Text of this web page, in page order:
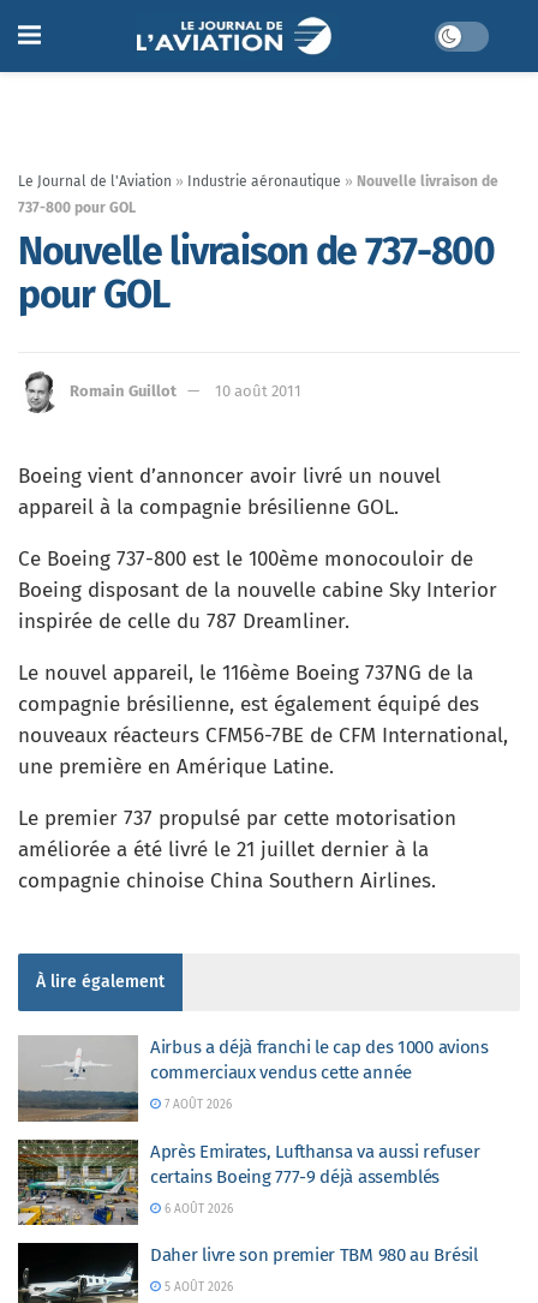
Le Journal de l'Aviation » Industrie aéronautique » Nouvelle livraison de
737-800 pour GOL
Nouvelle livraison de 737-800
pour GOL
Romain Guillot 10 août 2011
Boeing vient d’annoncer avoir livré un nouvel
appareil à la compagnie brésilienne GOL.
Ce Boeing 737-800 est le 100ème monocouloir de
Boeing disposant de la nouvelle cabine Sky Interior
inspirée de celle du 787 Dreamliner.
Le nouvel appareil, le 116ème Boeing 737NG de la
compagnie brésilienne, est également équipé des
nouveaux réacteurs CFM56-7BE de CFM International,
une première en Amérique Latine.
Le premier 737 propulsé par cette motorisation
améliorée a été livré le 21 juillet dernier à la
compagnie chinoise China Southern Airlines.
À lire également
Airbus a déjà franchi le cap des 1000 avions
commerciaux vendus cette année
7 AOÛT 2026
Après Emirates, Lufthansa va aussi refuser
certains Boeing 777-9 déjà assemblés
6 AOÛT 2026
Daher livre son premier TBM 980 au Brésil
5 AOÛT 2026